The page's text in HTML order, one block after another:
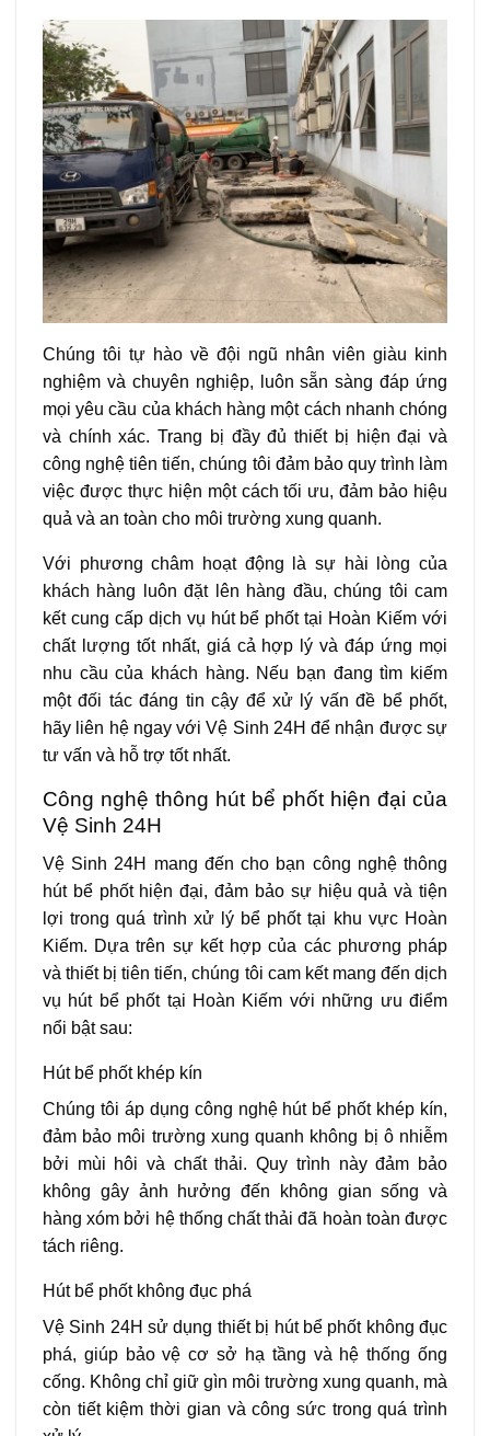
Chúng tôi tự hào về đội ngũ nhân viên giàu kinh
nghiệm và chuyên nghiệp, luôn sẵn sàng đáp ứng
mọi yêu cầu của khách hàng một cách nhanh chóng
và chính xác. Trang bị đầy đủ thiết bị hiện đại và
công nghệ tiên tiến, chúng tôi đảm bảo quy trình làm
việc được thực hiện một cách tối ưu, đảm bảo hiệu
quả và an toàn cho môi trường xung quanh.
Với phương châm hoạt động là sự hài lòng của
khách hàng luôn đặt lên hàng đầu, chúng tôi cam
kết cung cấp dịch vụ hút bể phốt tại Hoàn Kiếm với
chất lượng tốt nhất, giá cả hợp lý và đáp ứng mọi
nhu cầu của khách hàng. Nếu bạn đang tìm kiếm
một đối tác đáng tin cậy để xử lý vấn đề bể phốt,
hãy liên hệ ngay với Vệ Sinh 24H để nhận được sự
tư vấn và hỗ trợ tốt nhất.
Công nghệ thông hút bể phốt hiện đại của
Vệ Sinh 24H
Vệ Sinh 24H mang đến cho bạn công nghệ thông
hút bể phốt hiện đại, đảm bảo sự hiệu quả và tiện
lợi trong quá trình xử lý bể phốt tại khu vực Hoàn
Kiếm. Dựa trên sự kết hợp của các phương pháp
và thiết bị tiên tiến, chúng tôi cam kết mang đến dịch
vụ hút bể phốt tại Hoàn Kiếm với những ưu điểm
nổi bật sau:
Hút bể phốt khép kín
Chúng tôi áp dụng công nghệ hút bể phốt khép kín,
đảm bảo môi trường xung quanh không bị ô nhiễm
bởi mùi hôi và chất thải. Quy trình này đảm bảo
không gây ảnh hưởng đến không gian sống và
hàng xóm bởi hệ thống chất thải đã hoàn toàn được
tách riêng.
Hút bể phốt không đục phá
Vệ Sinh 24H sử dụng thiết bị hút bể phốt không đục
phá, giúp bảo vệ cơ sở hạ tầng và hệ thống ống
cống. Không chỉ giữ gìn môi trường xung quanh, mà
còn tiết kiệm thời gian và công sức trong quá trình